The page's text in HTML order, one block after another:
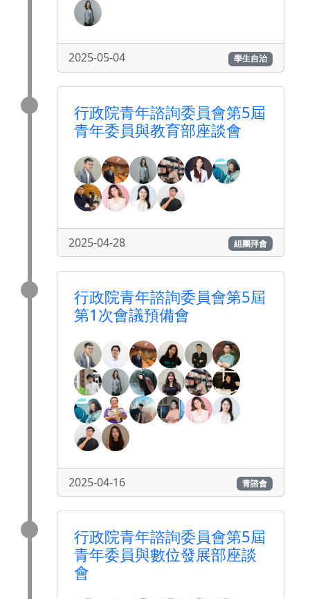
2025-05-04 學生自治
行政院青年諮詢委員會第5屆
青年委員與教育部座談會
2025-04-28 組團拜會
行政院青年諮詢委員會第5屆
第1次會議預備會
2025-04-16 青諮會
行政院青年諮詢委員會第5屆
青年委員與數位發展部座談
會